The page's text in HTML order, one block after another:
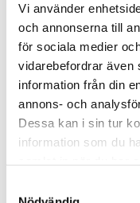
Vi använder
och annonserna till
för sociala medier
vidarebefordrar även
information från din
annons- och
Dessa kan i sin tur
information som du
Nu inleds
Sheraton
Elin Roquet